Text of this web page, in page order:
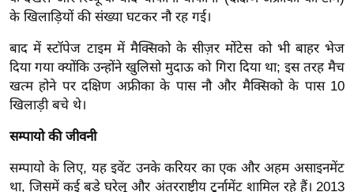
व
र्ल्ड
न्यू
ज
ब्री
नो
के खिलाड़ियों की संख्या घटकर नौ रह गई।
बाद में स्टॉपेज टाइम में मैक्सिको के सीज़र मोंटेस को भी बाहर भेज
दिया गया क्योंकि उन्होंने खुलिसो मुदाऊ को गिरा दिया था; इस तरह मैच
खत्म होने पर दक्षिण अफ्रीका के पास नौ और मैक्सिको के पास 10
खिलाड़ी बचे थे।
सम्पायो की जीवनी
सम्पायो के लिए, यह इवेंट उनके करियर का एक और अहम असाइनमेंट
था, जिसमें कई बड़े घरेलू और अंतरराष्ट्रीय टूर्नामेंट शामिल रहे हैं। 2013